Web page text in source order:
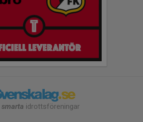
smarta idrottsföreningar